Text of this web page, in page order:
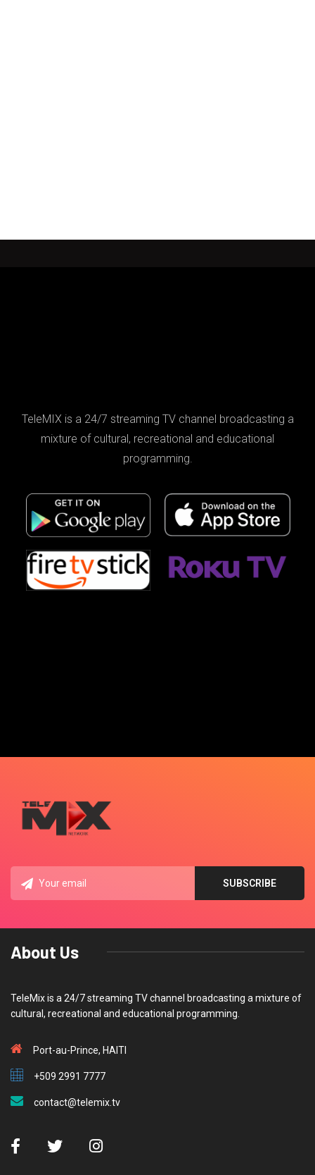
TeleMIX is a 24/7 streaming TV channel broadcasting a
mixture of cultural, recreational and educational
programming.
About Us
TeleMix is a 24/7 streaming TV channel broadcasting a mixture of
cultural, recreational and educational programming.
Port-au-Prince, HAITI
+509 2991 7777
contact@telemix.tv